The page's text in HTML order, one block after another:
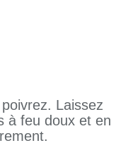
Laissez
à feu doux et en